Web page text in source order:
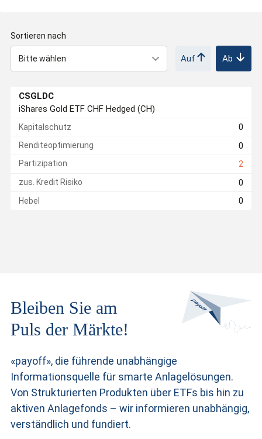
u
r
e
r
o
d
u
k
Sortieren nach
Auf Ab
CSGLDC
iShares Gold ETF CHF Hedged (CH)
Kapitalschutz 0
Renditeoptimierung 0
Partizipation 2
zus. Kredit Risiko 0
Hebel 0
Bleiben Sie am
Puls der Märkte!
«payoff», die führende unabhängige
Informationsquelle für smarte Anlagelösungen.
Von Strukturierten Produkten über ETFs bis hin zu
aktiven Anlagefonds – wir informieren unabhängig,
verständlich und fundiert.